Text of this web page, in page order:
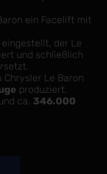
ein Facelift mit
eingestellt, der Le
und schließlich
Chrysler Le Baron
produziert,
ca. 346.000